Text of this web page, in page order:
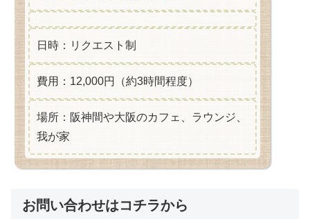
日時：リクエスト制
費用：12,000円（約3時間程度）
場所：阪神間や大阪のカフェ、ラウンジ、
我が家
お問い合わせはコチラから